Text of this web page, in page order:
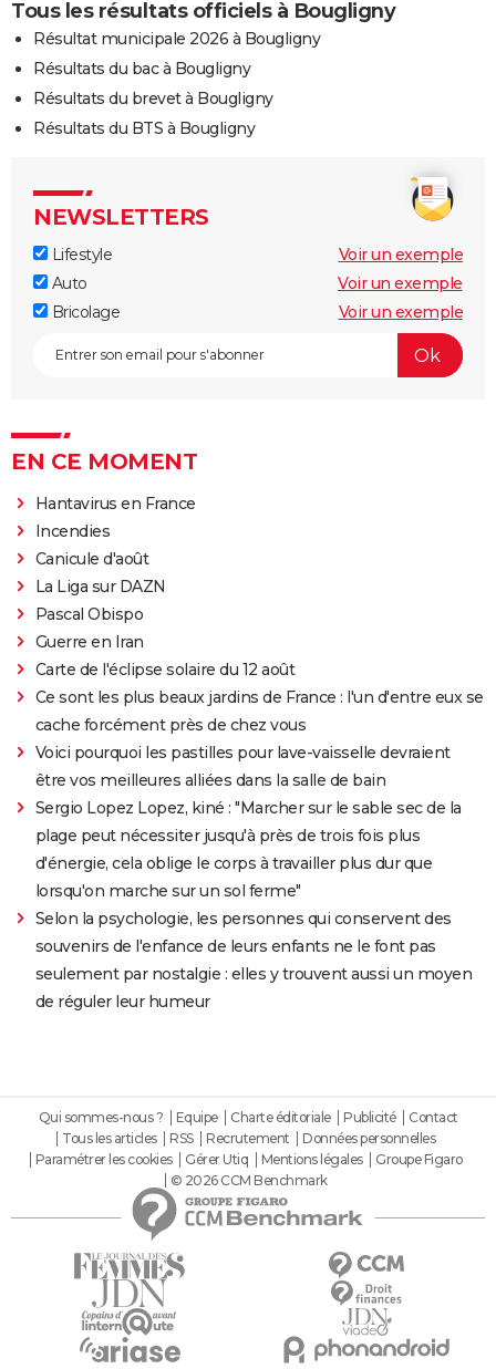
Tous les résultats officiels à Bougligny
Résultat municipale 2026 à Bougligny
Résultats du bac à Bougligny
Résultats du brevet à Bougligny
Résultats du BTS à Bougligny
NEWSLETTERS
Lifestyle
Voir un exemple
Auto
Voir un exemple
Bricolage
Voir un exemple
EN CE MOMENT
Hantavirus en France
Incendies
Canicule d'août
La Liga sur DAZN
Pascal Obispo
Guerre en Iran
Carte de l'éclipse solaire du 12 août
Ce sont les plus beaux jardins de France : l'un d'entre eux se
cache forcément près de chez vous
Voici pourquoi les pastilles pour lave-vaisselle devraient
être vos meilleures alliées dans la salle de bain
Sergio Lopez Lopez, kiné : "Marcher sur le sable sec de la
plage peut nécessiter jusqu'à près de trois fois plus
d'énergie, cela oblige le corps à travailler plus dur que
lorsqu'on marche sur un sol ferme"
Selon la psychologie, les personnes qui conservent des
souvenirs de l'enfance de leurs enfants ne le font pas
seulement par nostalgie : elles y trouvent aussi un moyen
de réguler leur humeur
Qui sommes-nous ? Equipe Charte éditoriale Publicité
Contact
Tous les articles
RSS Recrutement
Données personnelles
Paramétrer les cookies
Gérer Utiq Mentions légales
Groupe Figaro
© 2026 CCM Benchmark